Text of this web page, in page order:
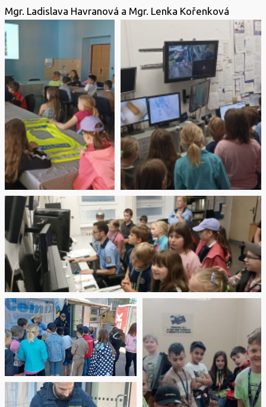
Mgr. Ladislava Havranová a Mgr. Lenka Kořenková